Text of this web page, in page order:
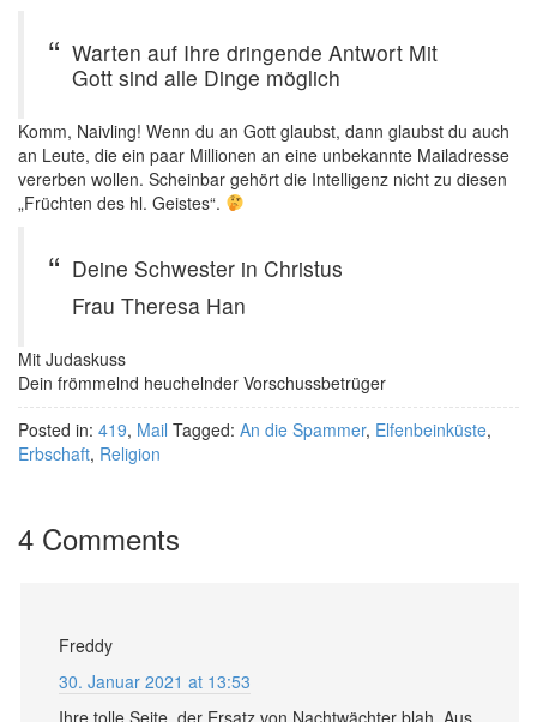
Warten auf Ihre dringende Antwort Mit
Gott sind alle Dinge möglich
Komm, Naivling! Wenn du an Gott glaubst, dann glaubst du auch
an Leute, die ein paar Millionen an eine unbekannte Mailadresse
vererben wollen. Scheinbar gehört die Intelligenz nicht zu diesen
„Früchten des hl. Geistes“.
Deine Schwester in Christus
Frau Theresa Han
Mit Judaskuss
Dein frömmelnd heuchelnder Vorschussbetrüger
Posted in: 419, Mail Tagged: An die Spammer, Elfenbeinküste,
Erbschaft, Religion
4 Comments
Freddy
30. Januar 2021 at 13:53
Ihre tolle Seite, der Ersatz von Nachtwächter blah. Aus